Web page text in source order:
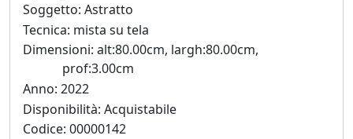
Mattia
Barone
Maria
Basile
Soggetto: Astratto
Tecnica: mista su tela
Dimensioni: alt:80.00cm, largh:80.00cm,
prof:3.00cm
Anno: 2022
Disponibilità: Acquistabile
Codice: 00000142